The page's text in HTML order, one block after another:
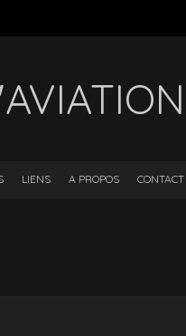
LIENS A PROPOS CONTACT